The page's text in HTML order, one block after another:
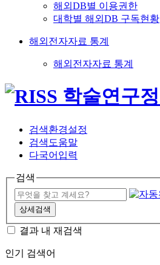
해외DB별 이용권한
대학별 해외DB 구독현황
해외전자자료 통계
해외전자자료 통계
검색환경설정
검색도움말
다국어입력
검색
상세검색
결과 내 재검색
인기 검색어